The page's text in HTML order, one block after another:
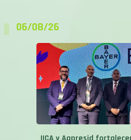
IICA y Aapresid
estratégica para